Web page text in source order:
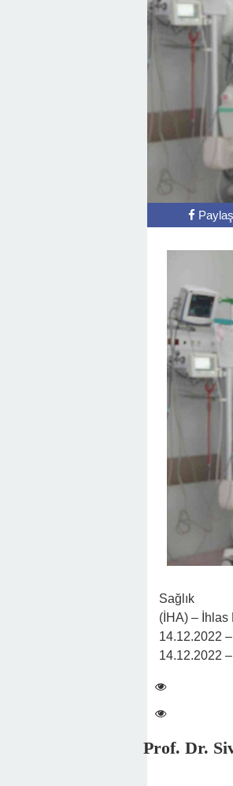
Paylaş
Sağlık
(İHA) – İhlas
14.12.2022
14.12.2022
Prof. Dr.